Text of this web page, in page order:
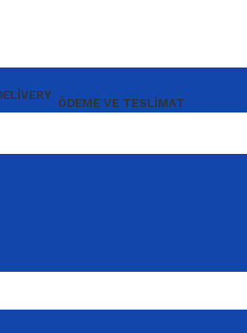
ÖDEME VE TESLIMAT